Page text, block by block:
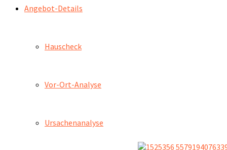
Angebot-Details
Hauscheck
Vor-Ort-Analyse
Ursachenanalyse